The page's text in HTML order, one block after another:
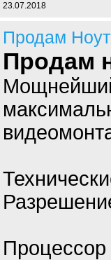
23.07.2018
Продам
Продам
Мощнейший
Процессор